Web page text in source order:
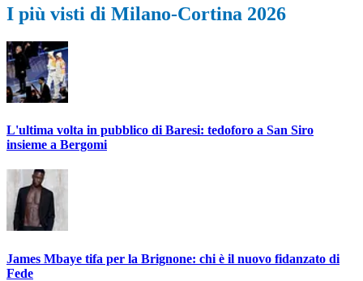
I più visti di Milano-Cortina 2026
L'ultima volta in pubblico di Baresi: tedoforo a San Siro
insieme a Bergomi
James Mbaye tifa per la Brignone: chi è il nuovo fidanzato di
Fede